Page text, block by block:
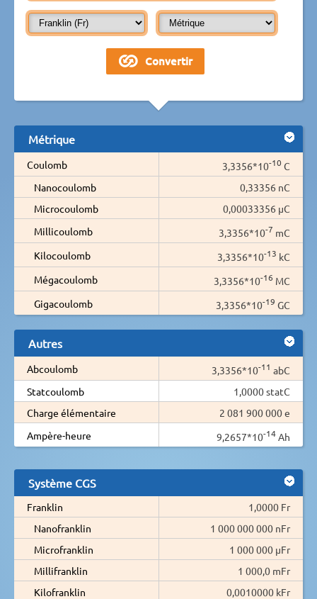
Métrique
Coulomb 3,3356*10-10 C
Nanocoulomb
0,33356 nC
Microcoulomb
0,00033356 µC
Millicoulomb
3,3356*10-7 mC
Kilocoulomb
3,3356*10-13 kC
Mégacoulomb
3,3356*10-16 MC
Gigacoulomb
3,3356*10-19 GC
Autres
Abcoulomb 3,3356*10-11 abC
Statcoulomb
1,0000 statC
Charge élémentaire
2 081 900 000 e
Ampère-heure
9,2657*10-14Ah
Système CGS
Franklin
1,0000 Fr
Nanofranklin
1 000 000 000 nFr
Microfranklin
1 000 000 µFr
Millifranklin
1 000,0 mFr
Kilofranklin
0,0010000 kFr